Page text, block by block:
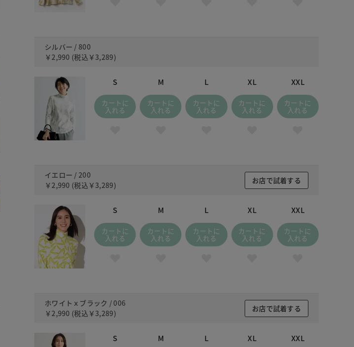
シルバー / 800
￥2,990 (税込 ￥3,289)
S
カートに
入れる
M
カートに
入れる
L
カートに
入れる
XL
カートに
入れる
XXL
カートに
入れる
イエロー / 200
￥2,990 (税込 ￥3,289)
お店で試着する
S
カートに
入れる
M
カートに
入れる
L
カートに
入れる
XL
カートに
入れる
XXL
カートに
入れる
ホワイトｘブラック / 006
￥2,990 (税込 ￥3,289)
お店で試着する
S M L XL XXL